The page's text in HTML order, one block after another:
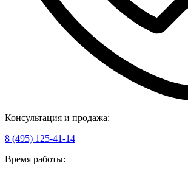
Консультация и продажа:
8 (495) 125-41-14
Время работы: